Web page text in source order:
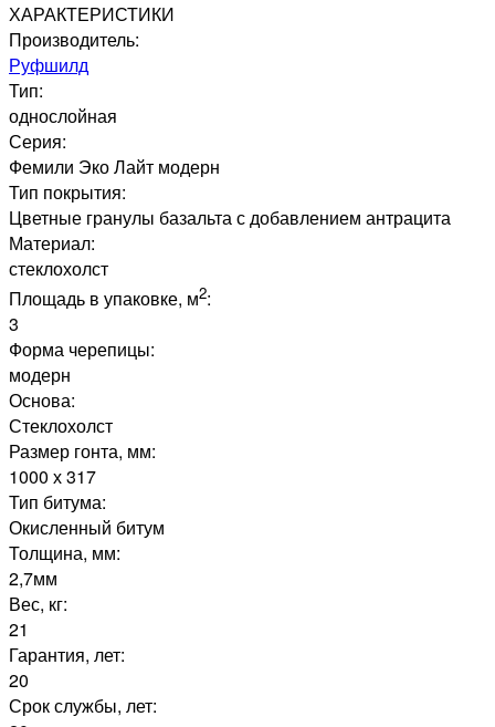
ХАРАКТЕРИСТИКИ
Производитель:
Руфшилд
Тип:
однослойная
Серия:
Фемили Эко Лайт модерн
Тип покрытия:
Цветные гранулы базальта с добавлением антрацита
Материал:
стеклохолст
Площадь в упаковке, м2:
3
Форма черепицы:
модерн
Основа:
Стеклохолст
Размер гонта, мм:
1000 х 317
Тип битума:
Окисленный битум
Толщина, мм:
2,7мм
Вес, кг:
21
Гарантия, лет:
20
Срок службы, лет: